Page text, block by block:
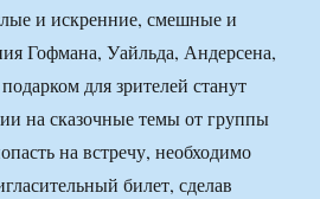
и искренние, смешные и
Гофмана, Уайльда, Андерсена,
для зрителей станут
на сказочные темы от группы
на встречу, необходимо
билет, сделав